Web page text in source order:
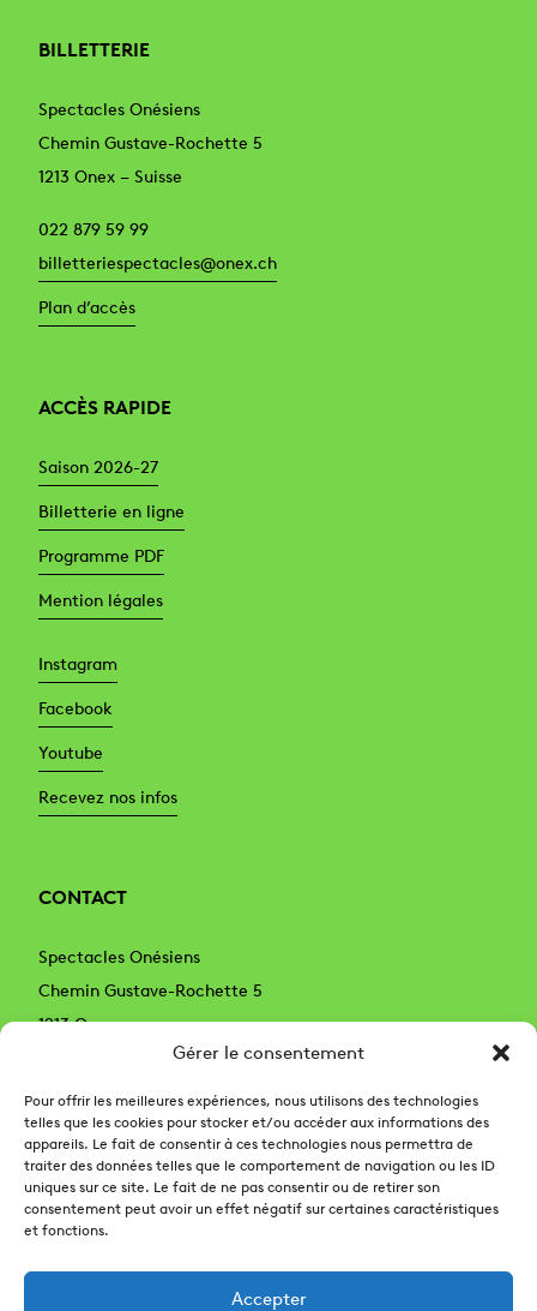
Gérer le consentement
Pour offrir les meilleures expériences, nous utilisons des technologies
telles que les cookies pour stocker et/ou accéder aux informations des
appareils. Le fait de consentir à ces technologies nous permettra de
traiter des données telles que le comportement de navigation ou les ID
uniques sur ce site. Le fait de ne pas consentir ou de retirer son
consentement peut avoir un effet négatif sur certaines caractéristiques
et fonctions.
Accepter
BILLETTERIE
Spectacles Onésiens
Chemin Gustave-Rochette 5
1213 Onex – Suisse
022 879 59 99
billetteriespectacles@onex.ch
Plan d’accès
ACCÈS RAPIDE
Saison 2026-27
Billetterie en ligne
Programme PDF
Mention légales
Instagram
Facebook
Youtube
Recevez nos infos
CONTACT
Spectacles Onésiens
Chemin Gustave-Rochette 5
1213 Onex
022 879 59 89
022 879 59 99 (billetterie)
spectaclesonesiens@onex.ch
billetteriespectacles@onex.ch– (billetterie)